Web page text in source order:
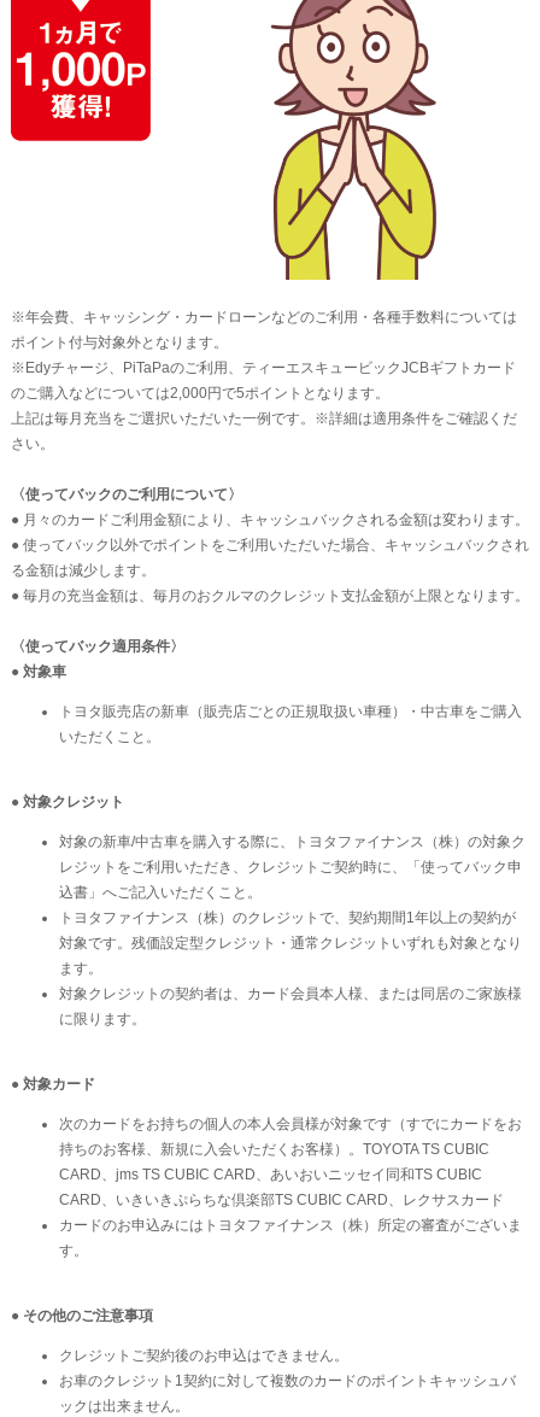
※年会費、キャッシング・カードローンなどのご利用・各種手数料については
ポイント付与対象外となります。
※Edyチャージ、PiTaPaのご利用、ティーエスキュービックJCBギフトカード
のご購入などについては2,000円で5ポイントとなります。
上記は毎月充当をご選択いただいた一例です。※詳細は適用条件をご確認くだ
さい。
〈使ってバックのご利用について〉
● 月々のカードご利用金額により、キャッシュバックされる金額は変わります。
● 使ってバック以外でポイントをご利用いただいた場合、キャッシュバックされ
る金額は減少します。
● 毎月の充当金額は、毎月のおクルマのクレジット支払金額が上限となります。
〈使ってバック適用条件〉
● 対象車
トヨタ販売店の新車（販売店ごとの正規取扱い車種）・中古車をご購入
いただくこと。
● 対象クレジット
対象の新車/中古車を購入する際に、トヨタファイナンス（株）の対象ク
レジットをご利用いただき、クレジットご契約時に、「使ってバック申
込書」へご記入いただくこと。
トヨタファイナンス（株）のクレジットで、契約期間1年以上の契約が
対象です。残価設定型クレジット・通常クレジットいずれも対象となり
ます。
対象クレジットの契約者は、カード会員本人様、または同居のご家族様
に限ります。
● 対象カード
次のカードをお持ちの個人の本人会員様が対象です（すでにカードをお
持ちのお客様、新規に入会いただくお客様）。TOYOTA TS CUBIC
CARD、jms TS CUBIC CARD、あいおいニッセイ同和TS CUBIC
CARD、いきいきぷらちな倶楽部TS CUBIC CARD、レクサスカード
カードのお申込みにはトヨタファイナンス（株）所定の審査がございま
す。
● その他のご注意事項
クレジットご契約後のお申込はできません。
お車のクレジット1契約に対して複数のカードのポイントキャッシュバ
ックは出来ません。